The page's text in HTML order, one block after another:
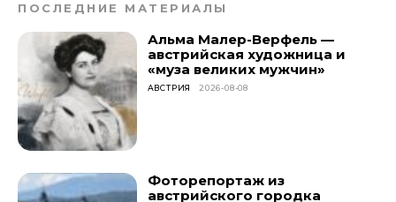
ПОСЛЕДНИЕ МАТЕРИАЛЫ
Альма Малер-Верфель —
австрийская художница и
«муза великих мужчин»
АВСТРИЯ 2026-08-08
Фоторепортаж из
австрийского городка